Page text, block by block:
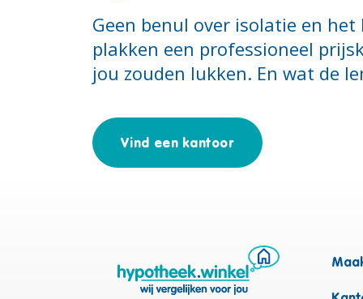
Geen benul over isolatie en
plakken een professioneel
jou zouden lukken. En wat de
Vind een kantoor